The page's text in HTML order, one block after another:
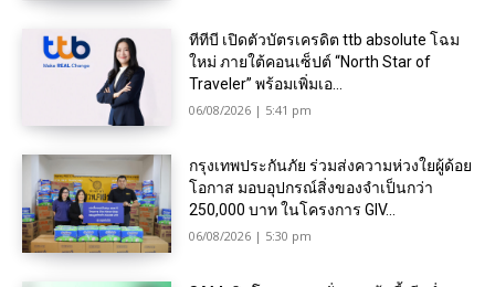
ทีทีบี เปิดตัวบัตรเครดิต ttb absolute โฉม
ใหม่ ภายใต้คอนเซ็ปต์ “North Star of
Traveler” พร้อมเพิ่มเอ...
06/08/2026 | 5:41 pm
กรุงเทพประกันภัย ร่วมส่งความห่วงใยผู้ด้อย
โอกาส มอบอุปกรณ์สิ่งของจำเป็นกว่า
250,000 บาท ในโครงการ GIV...
06/08/2026 | 5:30 pm